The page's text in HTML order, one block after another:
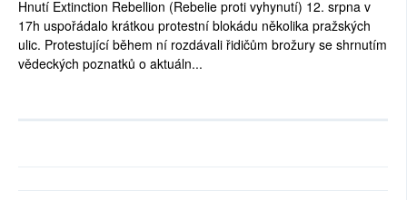
Hnutí Extinction Rebellion (Rebelie proti vyhynutí) 12. srpna v
17h uspořádalo krátkou protestní blokádu několika pražských
ulic. Protestující během ní rozdávali řidičům brožury se shrnutím
vědeckých poznatků o aktuáln...